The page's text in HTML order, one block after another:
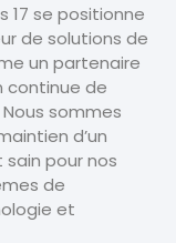
17 se positionne
de solutions de
un partenaire
continue de
sommes
d’un
pour nos
de
et